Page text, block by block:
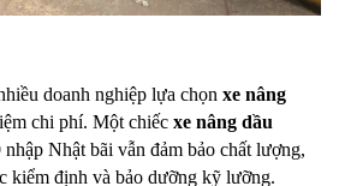
doanh nghiệp lựa chọn xe nâng
chi phí. Một chiếc xe nâng dầu
Nhật bãi vẫn đảm bảo chất lượng,
kiểm định và bảo dưỡng kỹ lưỡng.